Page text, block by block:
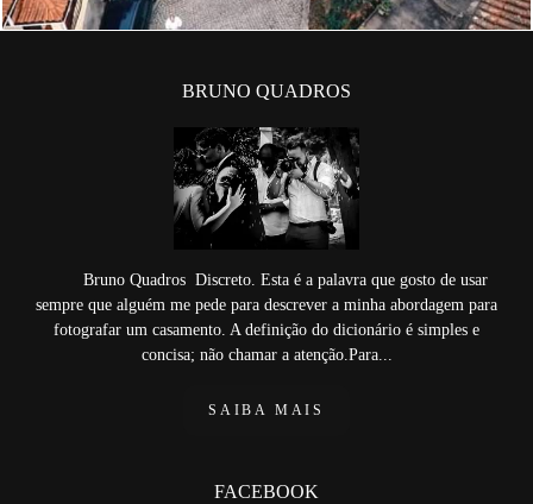
BRUNO QUADROS
Bruno Quadros Discreto. Esta é a palavra que gosto de usar
sempre que alguém me pede para descrever a minha abordagem para
fotografar um casamento. A definição do dicionário é simples e
concisa; não chamar a atenção.Para...
SAIBA MAIS
FACEBOOK